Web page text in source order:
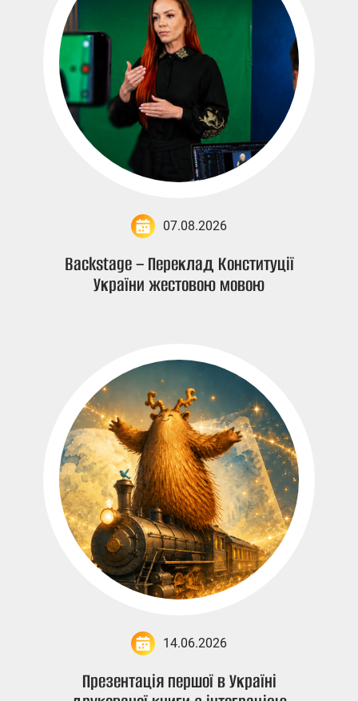
07.08.2026
Backstage – Переклад Конституції
України жестовою мовою
14.06.2026
Презентація першої в Україні